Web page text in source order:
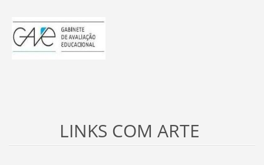
LINKS COM ARTE